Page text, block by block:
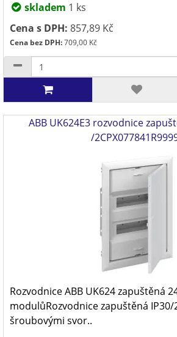
skladem 1 ks
Cena s DPH: 857,89 Kč
Cena bez DPH:709,00 Kč
ABB UK624E3 rozvodnice
/
Rozvodnice ABB UK624 zapuštěná
modulůRozvodnice zapuštěná
šroubovými svor..